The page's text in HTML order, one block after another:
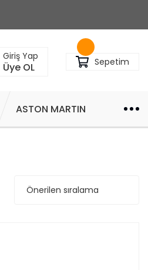
Giriş Yap
Üye OL Sepetim
ASTON MARTIN